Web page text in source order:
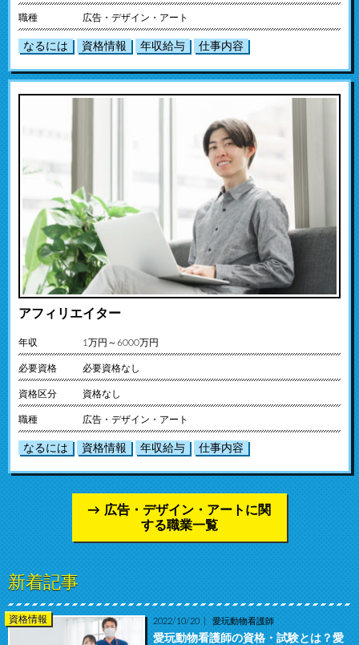
職種 広告・デザイン・アート
なるには 資格情報 年収給与 仕事内容
アフィリエイター
年収 1万円～6000万円
必要資格 必要資格なし
資格区分 資格なし
職種 広告・デザイン・アート
なるには 資格情報 年収給与 仕事内容
広告・デザイン・アートに関
する職業一覧
新着記事
資格情報 2022/10/20 愛玩動物看護師
愛玩動物看護師の資格・試験とは？愛